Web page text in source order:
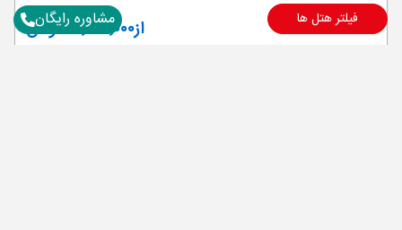
فیلتر هتل ها از۵۶٬۸۰۰٬۰۰۰ تومان
مشاوره رایگان